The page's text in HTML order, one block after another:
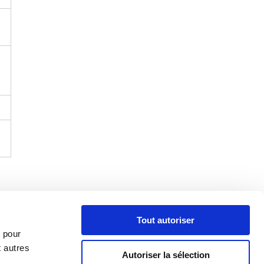
pour
autres
Tout autoriser
Autoriser la sélection
DEVIS/COMMANDE